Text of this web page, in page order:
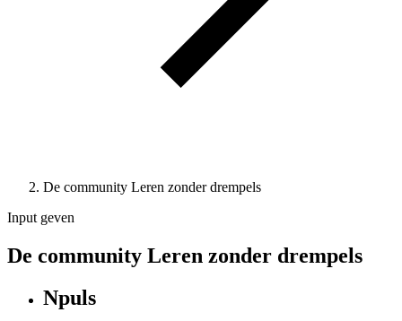
De community Leren zonder drempels
Input geven
De community Leren zonder drempels
Npuls